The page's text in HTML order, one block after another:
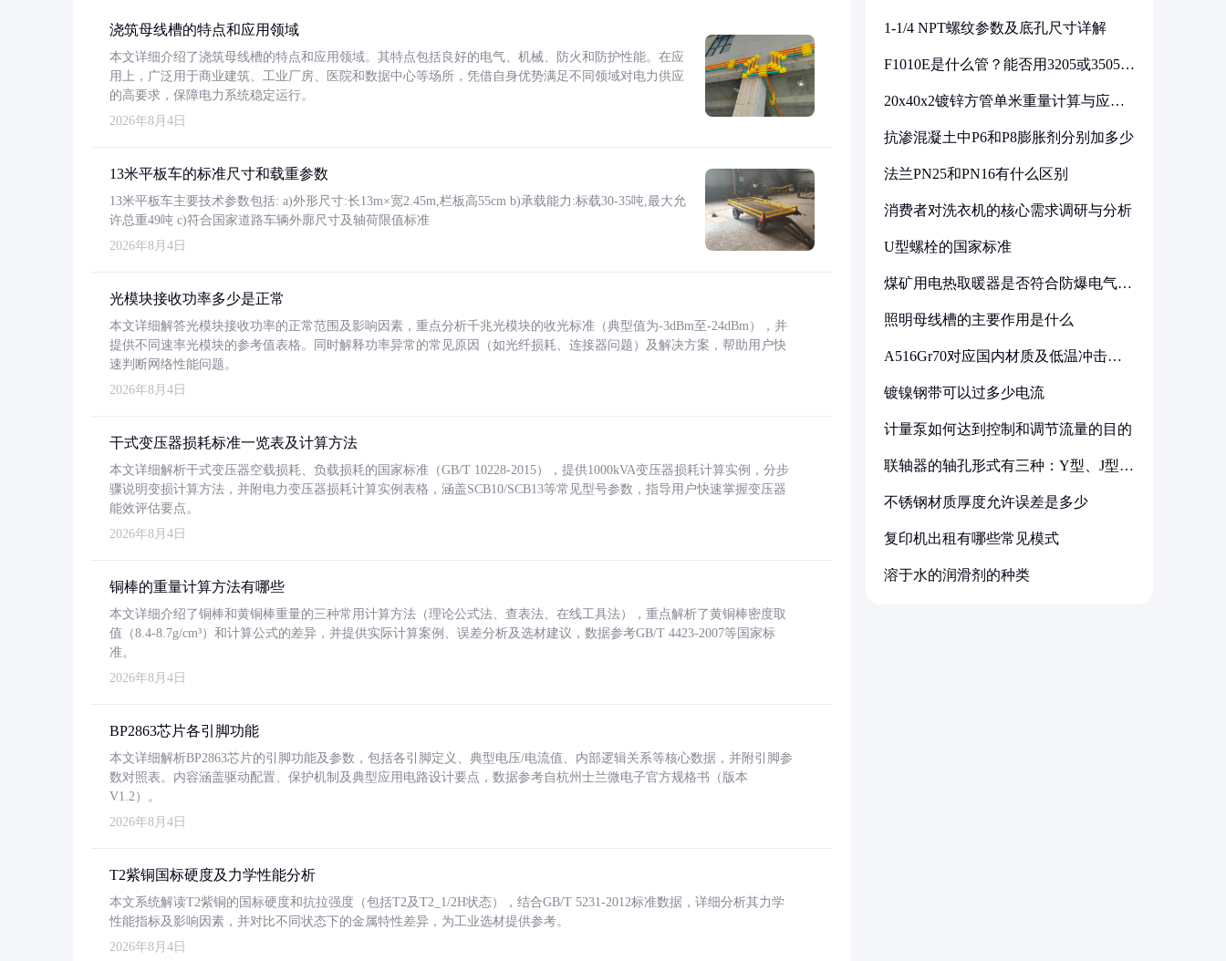
浇筑母线槽的特点和应用领域
本文详细介绍了浇筑母线槽的特点和应用领域。其特点包括良好的电气、机械、防火和防护性能。在应
用上，广泛用于商业建筑、工业厂房、医院和数据中心等场所，凭借自身优势满足不同领域对电力供应
的高要求，保障电力系统稳定运行。
2026年8月4日
13米平板车的标准尺寸和载重参数
13米平板车主要技术参数包括: a)外形尺寸:长13m×宽2.45m,栏板高55cm b)承载能力:标载30-35吨,最大允
许总重49吨 c)符合国家道路车辆外廓尺寸及轴荷限值标准
2026年8月4日
光模块接收功率多少是正常
本文详细解答光模块接收功率的正常范围及影响因素，重点分析千兆光模块的收光标准（典型值为-3dBm至-24dBm），并
提供不同速率光模块的参考值表格。同时解释功率异常的常见原因（如光纤损耗、连接器问题）及解决方案，帮助用户快
速判断网络性能问题。
2026年8月4日
干式变压器损耗标准一览表及计算方法
本文详细解析干式变压器空载损耗、负载损耗的国家标准（GB/T 10228-2015），提供1000kVA变压器损耗计算实例，分步
骤说明变损计算方法，并附电力变压器损耗计算实例表格，涵盖SCB10/SCB13等常见型号参数，指导用户快速掌握变压器
能效评估要点。
2026年8月4日
铜棒的重量计算方法有哪些
本文详细介绍了铜棒和黄铜棒重量的三种常用计算方法（理论公式法、查表法、在线工具法），重点解析了黄铜棒密度取
值（8.4-8.7g/cm³）和计算公式的差异，并提供实际计算案例、误差分析及选材建议，数据参考GB/T 4423-2007等国家标
准。
2026年8月4日
BP2863芯片各引脚功能
本文详细解析BP2863芯片的引脚功能及参数，包括各引脚定义、典型电压/电流值、内部逻辑关系等核心数据，并附引脚参
数对照表。内容涵盖驱动配置、保护机制及典型应用电路设计要点，数据参考自杭州士兰微电子官方规格书（版本
V1.2）。
2026年8月4日
T2紫铜国标硬度及力学性能分析
本文系统解读T2紫铜的国标硬度和抗拉强度（包括T2及T2_1/2H状态），结合GB/T 5231-2012标准数据，详细分析其力学
性能指标及影响因素，并对比不同状态下的金属特性差异，为工业选材提供参考。
2026年8月4日
1-1/4 NPT螺纹参数及底孔尺寸详解
F1010E是什么管？能否用3205或3505代
20x40x2镀锌方管单米重量计算与应用
抗渗混凝土中P6和P8膨胀剂分别加多少
法兰PN25和PN16有什么区别
消费者对洗衣机的核心需求调研与分析
U型螺栓的国家标准
煤矿用电热取暖器是否符合防爆电气设
照明母线槽的主要作用是什么
A516Gr70对应国内材质及低温冲击要
镀镍钢带可以过多少电流
计量泵如何达到控制和调节流量的目的
联轴器的轴孔形式有三种：Y型、J型、
不锈钢材质厚度允许误差是多少
复印机出租有哪些常见模式
溶于水的润滑剂的种类